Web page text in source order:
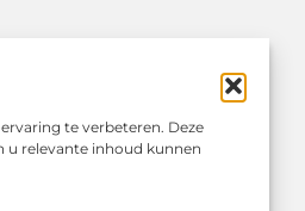
te verbeteren. Deze
u relevante inhoud kunnen